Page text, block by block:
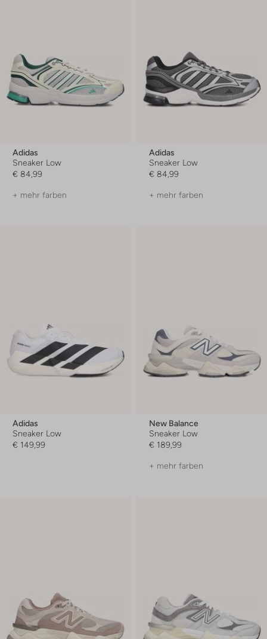
Adidas
Sneaker Low
€ 84,99
+ mehr farben
Adidas
Sneaker Low
€ 84,99
+ mehr farben
Adidas
Sneaker Low
€ 149,99
New Balance
Sneaker Low
€ 189,99
+ mehr farben